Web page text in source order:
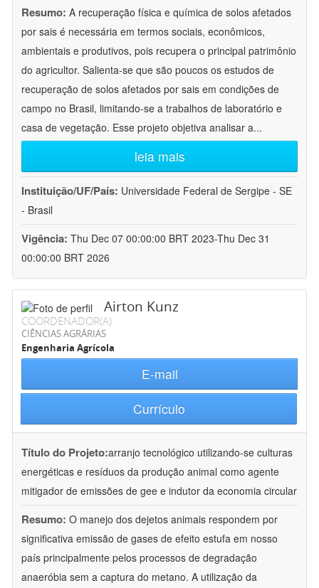
Resumo: A recuperação física e química de solos afetados
por sais é necessária em termos sociais, econômicos,
ambientais e produtivos, pois recupera o principal patrimônio
do agricultor. Salienta-se que são poucos os estudos de
recuperação de solos afetados por sais em condições de
campo no Brasil, limitando-se a trabalhos de laboratório e
casa de vegetação. Esse projeto objetiva analisar a...
leia mais
Instituição/UF/País: Universidade Federal de Sergipe - SE
- Brasil
Vigência: Thu Dec 07 00:00:00 BRT 2023-Thu Dec 31
00:00:00 BRT 2026
Airton Kunz
COORDENADOR(A)
CIÊNCIAS AGRÁRIAS
Engenharia Agrícola
E-mail
Currículo
Título do Projeto:arranjo tecnológico utilizando-se culturas
energéticas e resíduos da produção animal como agente
mitigador de emissões de gee e indutor da economia circular
Resumo: O manejo dos dejetos animais respondem por
significativa emissão de gases de efeito estufa em nosso
país principalmente pelos processos de degradação
anaeróbia sem a captura do metano. A utilização da